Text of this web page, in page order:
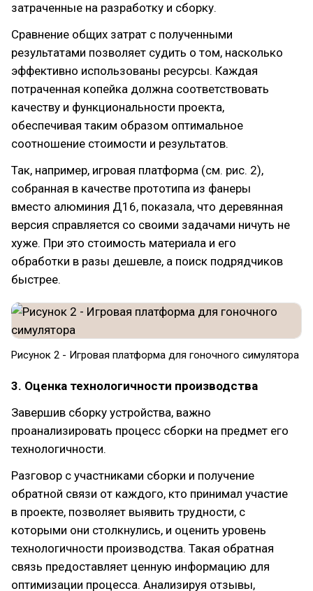
затраченные на разработку и сборку.
Сравнение общих затрат с полученными
результатами позволяет судить о том, насколько
эффективно использованы ресурсы. Каждая
потраченная копейка должна соответствовать
качеству и функциональности проекта,
обеспечивая таким образом оптимальное
соотношение стоимости и результатов.
Так, например, игровая платформа (см. рис. 2),
собранная в качестве прототипа из фанеры
вместо алюминия Д16, показала, что деревянная
версия справляется со своими задачами ничуть не
хуже. При это стоимость материала и его
обработки в разы дешевле, а поиск подрядчиков
быстрее.
Рисунок 2 - Игровая платформа для гоночного симулятора
3. Оценка технологичности производства
Завершив сборку устройства, важно
проанализировать процесс сборки на предмет его
технологичности.
Разговор с участниками сборки и получение
обратной связи от каждого, кто принимал участие
в проекте, позволяет выявить трудности, с
которыми они столкнулись, и оценить уровень
технологичности производства. Такая обратная
связь предоставляет ценную информацию для
оптимизации процесса. Анализируя отзывы,